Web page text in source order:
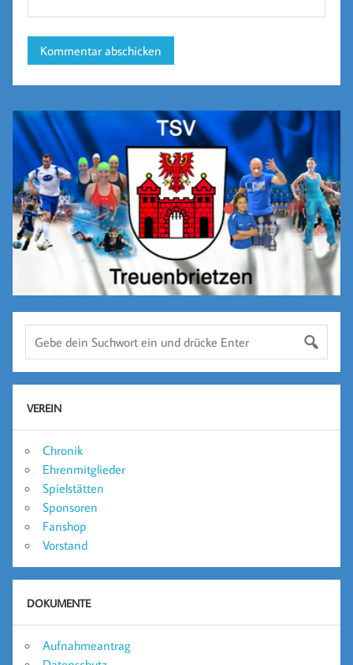
VEREIN
Chronik
Ehrenmitglieder
Spielstätten
Sponsoren
Fanshop
Vorstand
DOKUMENTE
Aufnahmeantrag